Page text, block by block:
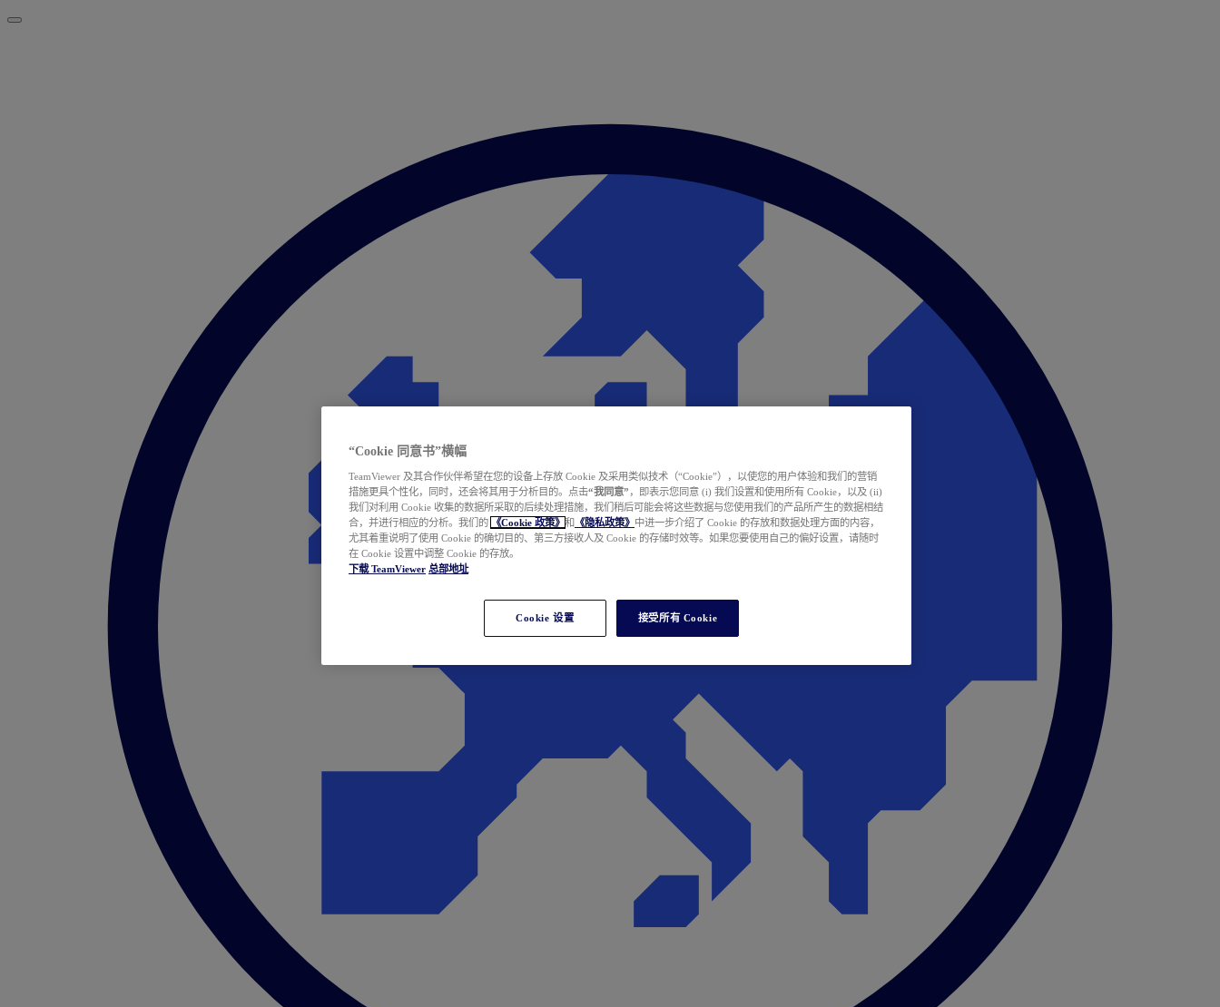
“Cookie 同意书”横幅
TeamViewer 及其合作伙伴希望在您的设备上存放 Cookie 及采用类似技术（“Cookie”），以使您的用户体验和我们的营销
措施更具个性化，同时，还会将其用于分析目的。点击“我同意” ，即表示您同意 (i) 我们设置和使用所有 Cookie，以及 (ii)
我们对利用 Cookie 收集的数据所采取的后续处理措施，我们稍后可能会将这些数据与您使用我们的产品所产生的数据相结
合，并进行相应的分析。我们的
《Cookie 政策》 和 《隐私政策》 中进一步介绍了 Cookie 的存放和数据处理方面的内容，
尤其着重说明了使用 Cookie 的确切目的、第三方接收人及 Cookie 的存储时效等。如果您要使用自己的偏好设置，请随时
在 Cookie 设置中调整 Cookie 的存放。
下载 TeamViewer 总部地址
Cookie 设置 接受所有 Cookie